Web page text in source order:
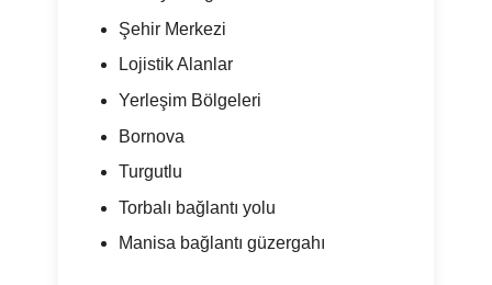
Şehir Merkezi
Lojistik Alanlar
Yerleşim Bölgeleri
Bornova
Turgutlu
Torbalı bağlantı yolu
Manisa bağlantı güzergahı